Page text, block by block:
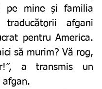
pe mine și familia
afgani
pentru America.
să murim? Vă rog,
a transmis un
afgan.